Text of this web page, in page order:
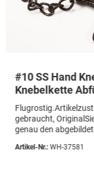
#10 SS Hand
Knebelkette
Vorführ- oder
Knebelkette
gebraucht,
genau den
Artikel-Nr.:WH-37581